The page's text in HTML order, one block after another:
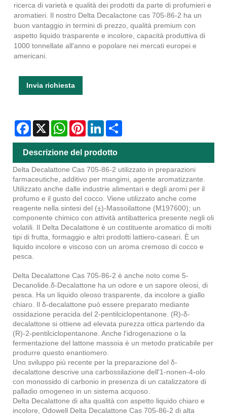
ricerca di varietà e qualità dei prodotti da parte di profumieri e
aromatieri. Il nostro Delta Decalactone cas 705-86-2 ha un
buon vantaggio in termini di prezzo, qualità premium con
aspetto liquido trasparente e incolore, capacità produttiva di
1000 tonnellate all'anno e popolare nei mercati europei e
americani.
Invia richiesta
Facebook
X WhatsAppPinterestLinkedIn
Descrizione del prodotto
Delta Decalattone Cas 705-86-2 utilizzato in preparazioni
farmaceutiche, additivo per mangimi, agente aromatizzante.
Utilizzato anche dalle industrie alimentari e degli aromi per il
profumo e il gusto del cocco. Viene utilizzato anche come
reagente nella sintesi del (±)-Massoilattone (M197600); un
componente chimico con attività antibatterica presente negli oli
volatili. Il Delta Decalattone è un costituente aromatico di molti
tipi di frutta, formaggio e altri prodotti lattiero-caseari. È un
liquido incolore e viscoso con un aroma cremoso di cocco e
pesca.
Delta Decalattone Cas 705-86-2 è anche noto come 5-
Decanolide.δ-Decalattone ha un odore e un sapore oleosi, di
pesca. Ha un liquido oleoso trasparente, da incolore a giallo
chiaro. Il δ-decalattone può essere preparato mediante
ossidazione peracida del 2-pentilciclopentanone. (R)-δ-
decalattone si ottiene ad elevata purezza ottica partendo da
(R)-2-pentilciclopentanone. Anche l'idrogenazione o la
fermentazione del lattone massoia è un metodo praticabile per
produrre questo enantiomero.
Uno sviluppo più recente per la preparazione del δ-
decalattone descrive una carbossilazione dell'1-nonen-4-olo
con monossido di carbonio in presenza di un catalizzatore di
palladio omogeneo in un sistema acquoso.
Delta Decalattone di alta qualità con aspetto liquido chiaro e
incolore, Odowell Delta Decalattone Cas 705-86-2 di alta